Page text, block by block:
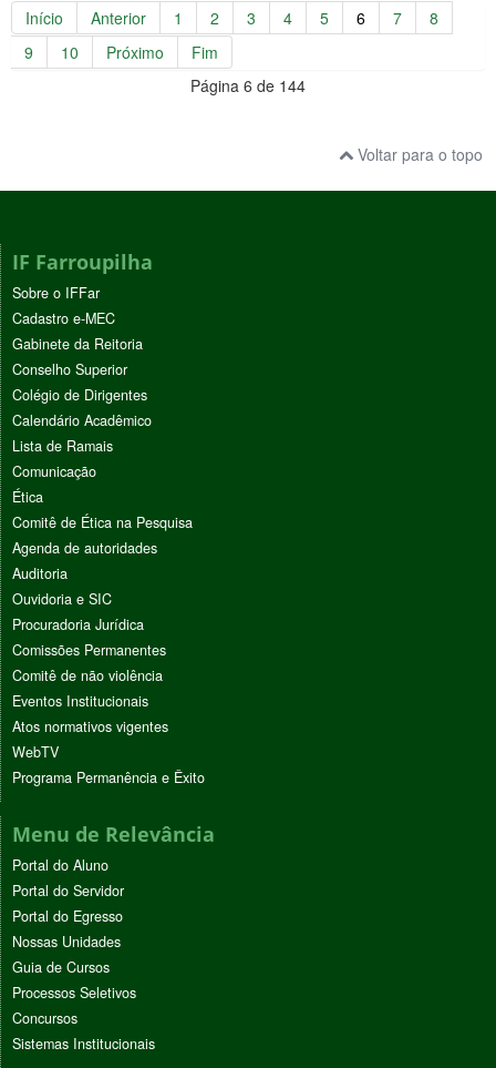
Início Anterior 1 2 3 4 5 6 7
8
9
10 Próximo
Fim
Página 6 de 144
Voltar para o topo
IF Farroupilha
Sobre o IFFar
Cadastro e-MEC
Gabinete da Reitoria
Conselho Superior
Colégio de Dirigentes
Calendário Acadêmico
Lista de Ramais
Comunicação
Ética
Comitê de Ética na Pesquisa
Agenda de autoridades
Auditoria
Ouvidoria e SIC
Procuradoria Jurídica
Comissões Permanentes
Comitê de não violência
Eventos Institucionais
Atos normativos vigentes
WebTV
Programa Permanência e Êxito
Menu de Relevância
Portal do Aluno
Portal do Servidor
Portal do Egresso
Nossas Unidades
Guia de Cursos
Processos Seletivos
Concursos
Sistemas Institucionais